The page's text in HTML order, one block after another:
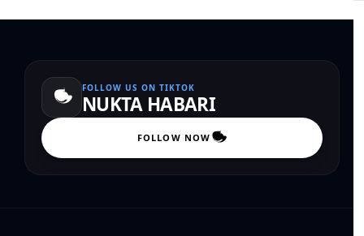
FOLLOW US ON TIKTOK
NUKTA HABARI
FOLLOW NOW